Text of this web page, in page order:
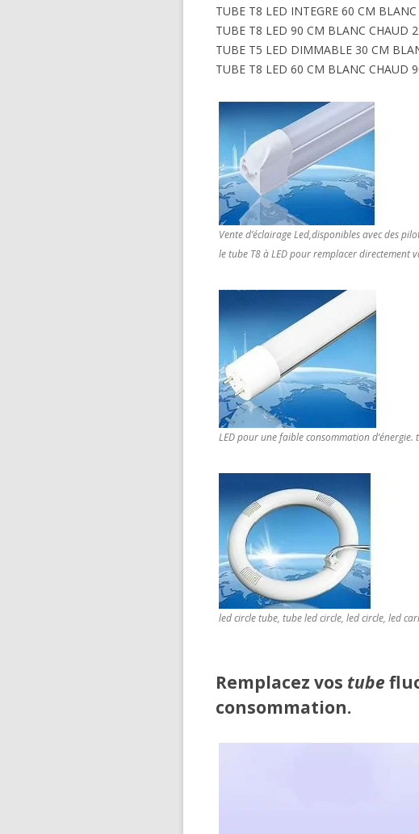
TUBE T8 LED INTEGRE 60 CM
TUBE T8 LED 90 CM BLANC
TUBE T5 LED DIMMABLE 30 CM
TUBE T8 LED 60 CM BLANC CHAUD
Vente d’éclairage Led,disponibles avec des
le tube T8 à LED pour remplacer directement
LED pour une faible consommation
led circle tube, tube led circle, led circle, led
Remplacez vos tube
consommation.